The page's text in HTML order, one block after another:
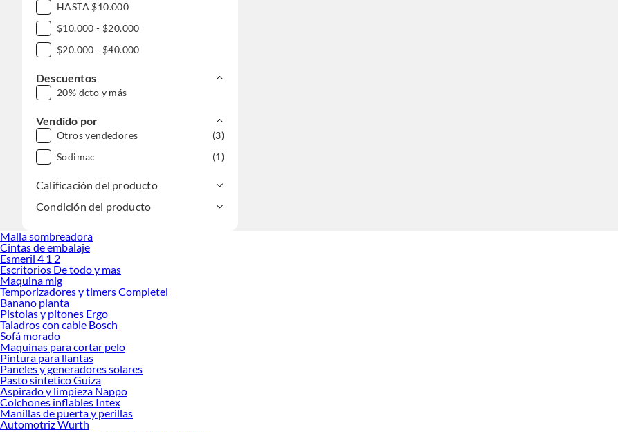
HASTA $10.000
$10.000 - $20.000
$20.000 - $40.000
Descuentos
20% dcto y más
Vendido por
Otros vendedores
(3)
Sodimac
(1)
Calificación del producto
Condición del producto
Malla sombreadora
Cintas de embalaje
Esmeril 4 1 2
Escritorios De todo y mas
Maquina mig
Temporizadores y timers Completel
Banano planta
Pistolas y pitones Ergo
Taladros con cable Bosch
Sofá morado
Maquinas para cortar pelo
Pintura para llantas
Paneles y generadores solares
Pasto sintetico Guiza
Aspirado y limpieza Nappo
Colchones inflables Intex
Manillas de puerta y perillas
Automotriz Wurth